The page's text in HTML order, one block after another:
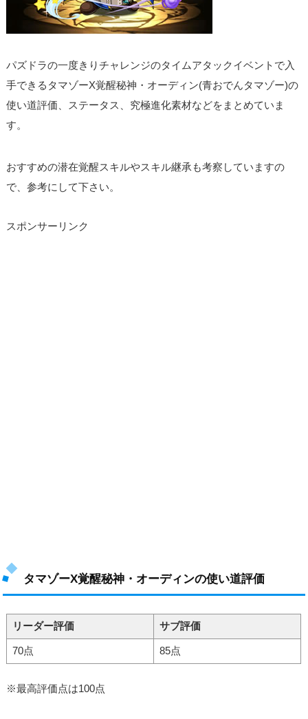
パズドラの一度きりチャレンジのタイムアタックイベントで入
手できるタマゾーX覚醒秘神・オーディン(青おでんタマゾー)の
使い道評価、ステータス、究極進化素材などをまとめていま
す。
おすすめの潜在覚醒スキルやスキル継承も考察していますの
で、参考にして下さい。
スポンサーリンク
タマゾーX覚醒秘神・オーディンの使い道評価
リーダー評価 サブ評価
70点 85点
※最高評価点は100点